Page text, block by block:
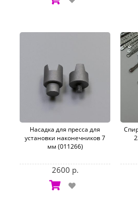
Насадка для пресса для
установки наконечников 7
мм (011266)
2600 р.